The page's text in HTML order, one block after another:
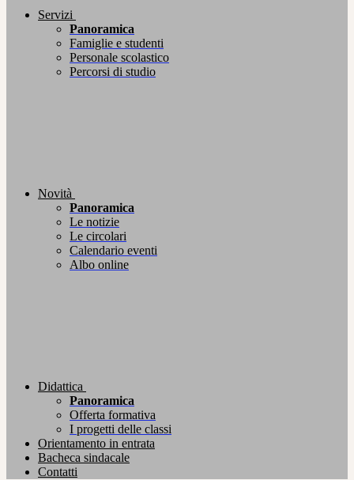
Servizi
Panoramica
Famiglie e studenti
Personale scolastico
Percorsi di studio
Novità
Panoramica
Le notizie
Le circolari
Calendario eventi
Albo online
Didattica
Panoramica
Offerta formativa
I progetti delle classi
Orientamento in entrata
Bacheca sindacale
Contatti